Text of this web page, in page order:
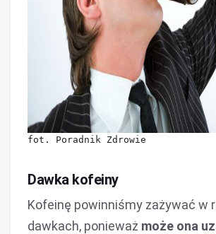
fot. Poradnik Zdrowie
Dawka kofeiny
Kofeinę powinniśmy zażywać w
dawkach, ponieważ może ona